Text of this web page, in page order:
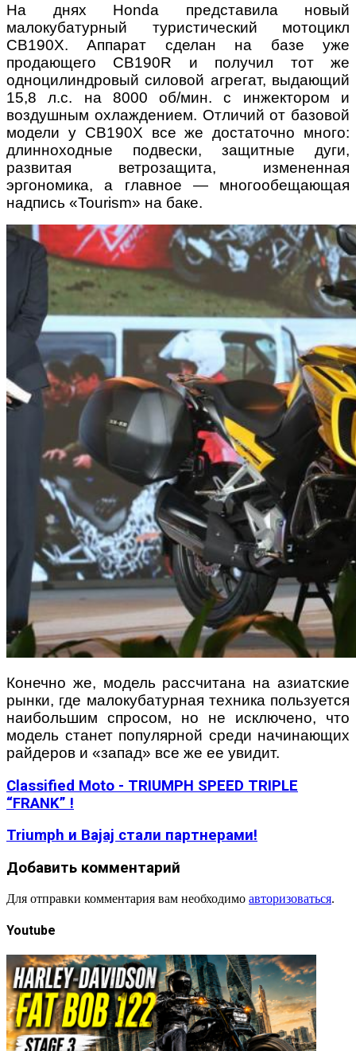
На днях Honda представила новый
малокубатурный туристический мотоцикл
CB190X. Аппарат сделан на базе уже
продающего CB190R и получил тот же
одноцилиндровый силовой агрегат, выдающий
15,8 л.с. на 8000 об/мин. с инжектором и
воздушным охлаждением. Отличий от базовой
модели у CB190X все же достаточно много:
длинноходные подвески, защитные дуги,
развитая ветрозащита, измененная
эргономика, а главное — многообещающая
надпись «Tourism» на баке.
Конечно же, модель рассчитана на азиатские
рынки, где малокубатурная техника пользуется
наибольшим спросом, но не исключено, что
модель станет популярной среди начинающих
райдеров и «запад» все же ее увидит.
Classified Moto - TRIUMPH SPEED TRIPLE
“FRANK” !
Triumph и Bajaj стали партнерами!
Добавить комментарий
Для отправки комментария вам необходимо авторизоваться.
Youtube